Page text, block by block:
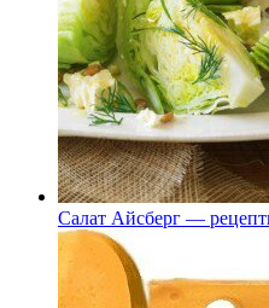
Салат Айсберг —